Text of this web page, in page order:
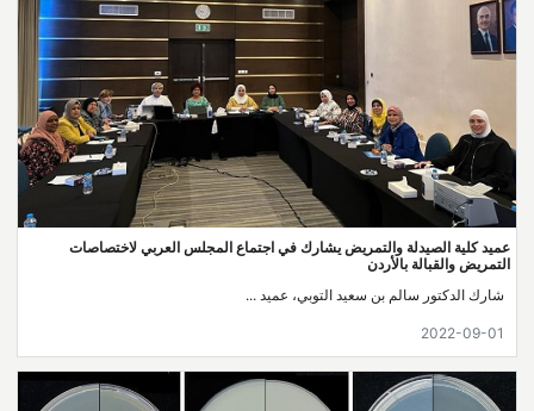
عميد كلية الصيدلة والتمريض يشارك في اجتماع المجلس العربي لاختصاصات
التمريض والقبالة بالأردن
شارك الدكتور سالم بن سعيد التوبي، عميد ...
2022-09-01